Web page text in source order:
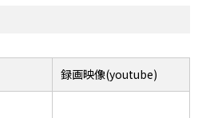
録画映像(youtube)